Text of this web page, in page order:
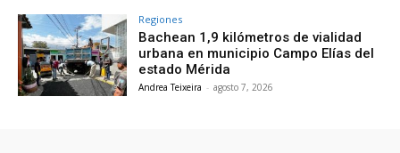
Regiones
Bachean 1,9 kilómetros de vialidad
urbana en municipio Campo Elías del
estado Mérida
Andrea Teixeira - agosto 7, 2026